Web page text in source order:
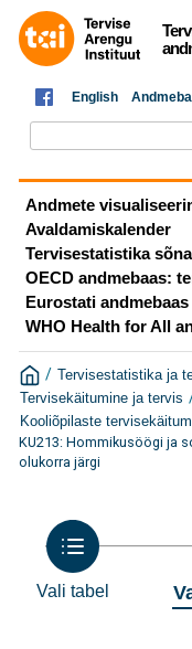
English
Andmete
Avaldamiskalender
Tervisestatistika
OECD andmebaas:
Eurostati andmebaas
WHO Health for All
/ Tervisestatistika ja
Tervisekäitumine ja tervis
Kooliõpilaste
KU213: Hommikusöögi ja
olukorra järgi
Vali tabel